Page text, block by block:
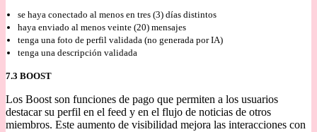
se haya conectado al menos en tres (3) días distintos
haya enviado al menos veinte (20) mensajes
tenga una foto de perfil validada (no generada por IA)
tenga una descripción validada
7.3 BOOST
Los Boost son funciones de pago que permiten a los usuarios
destacar su perfil en el feed y en el flujo de noticias de otros
miembros. Este aumento de visibilidad mejora las interacciones con